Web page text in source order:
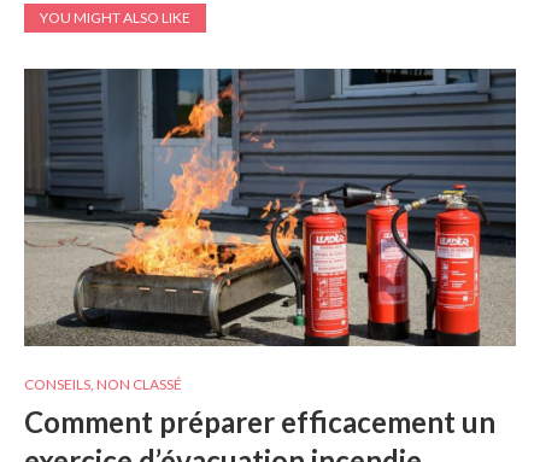
YOU MIGHT ALSO LIKE
CONSEILS, NON CLASSÉ
Comment préparer efficacement un